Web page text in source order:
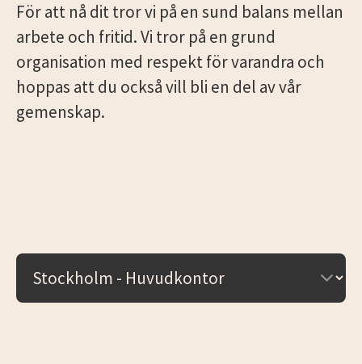
För att nå dit tror vi på en sund balans mellan
arbete och fritid. Vi tror på en grund
organisation med respekt för varandra och
hoppas att du också vill bli en del av vår
gemenskap.